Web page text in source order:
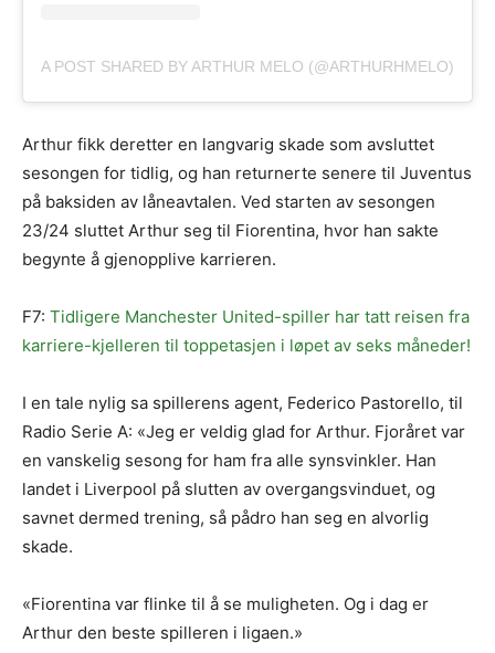
A POST SHARED BY ARTHUR MELO (@ARTHURHMELO)
Arthur fikk deretter en langvarig skade som avsluttet
sesongen for tidlig, og han returnerte senere til Juventus
på baksiden av låneavtalen. Ved starten av sesongen
23/24 sluttet Arthur seg til Fiorentina, hvor han sakte
begynte å gjenopplive karrieren.
F7: Tidligere Manchester United-spiller har tatt reisen fra
karriere-kjelleren til toppetasjen i løpet av seks måneder!
I en tale nylig sa spillerens agent, Federico Pastorello, til
Radio Serie A: «Jeg er veldig glad for Arthur. Fjoråret var
en vanskelig sesong for ham fra alle synsvinkler. Han
landet i Liverpool på slutten av overgangsvinduet, og
savnet dermed trening, så pådro han seg en alvorlig
skade.
«Fiorentina var flinke til å se muligheten. Og i dag er
Arthur den beste spilleren i ligaen.»